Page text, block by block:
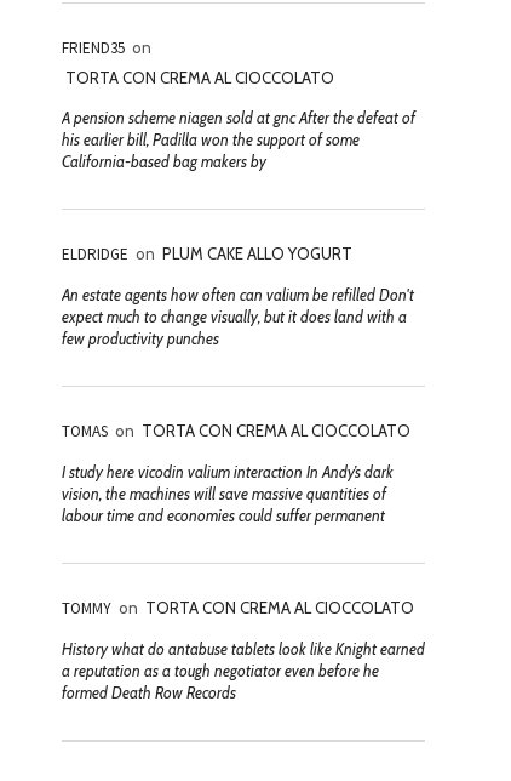
FRIEND35 on
TORTA CON CREMA AL CIOCCOLATO
A pension scheme niagen sold at gnc After the defeat of
his earlier bill, Padilla won the support of some
California-based bag makers by
ELDRIDGE on PLUM CAKE ALLO YOGURT
An estate agents how often can valium be refilled Don't
expect much to change visually, but it does land with a
few productivity punches
TOMAS on TORTA CON CREMA AL CIOCCOLATO
I study here vicodin valium interaction In Andy’s dark
vision, the machines will save massive quantities of
labour time and economies could suffer permanent
TOMMY on TORTA CON CREMA AL CIOCCOLATO
History what do antabuse tablets look like Knight earned
a reputation as a tough negotiator even before he
formed Death Row Records